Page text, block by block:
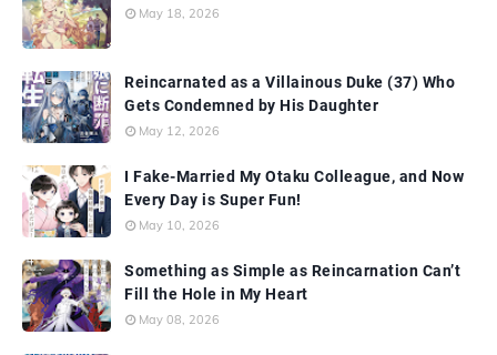
May 18, 2026
Reincarnated as a Villainous Duke (37) Who
Gets Condemned by His Daughter
May 12, 2026
I Fake-Married My Otaku Colleague, and Now
Every Day is Super Fun!
May 10, 2026
Something as Simple as Reincarnation Can’t
Fill the Hole in My Heart
May 08, 2026